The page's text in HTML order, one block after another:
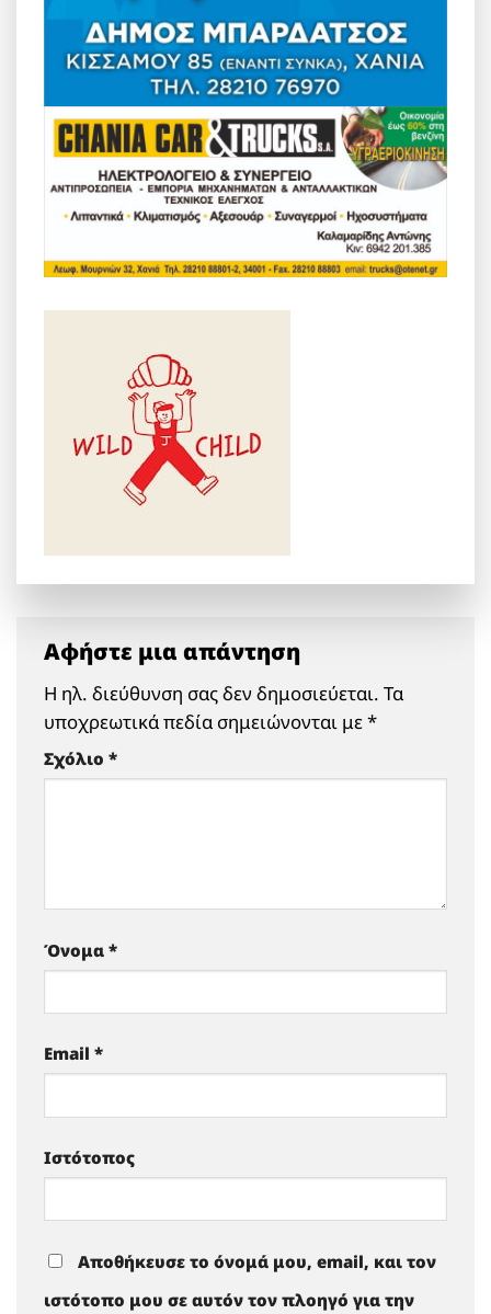
Αφήστε μια απάντηση
Η ηλ. διεύθυνση σας δεν δημοσιεύεται. Τα
υποχρεωτικά πεδία σημειώνονται με*
Σχόλιο *
Όνομα *
Email *
Ιστότοπος
Αποθήκευσε το όνομά μου, email, και τον
ιστότοπο μου σε αυτόν τον πλοηγό για την